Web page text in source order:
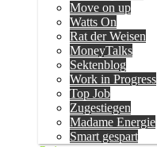
Move on up
Watts On
Rat der Weisen
MoneyTalks
Sektenblog
Work in Progress
Top Job
Zugestiegen
Madame Energie
Smart gespart